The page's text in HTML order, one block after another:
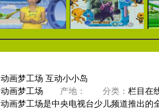
动画梦工场 互动小小岛
动画梦工场 产地： 分类： 栏目在
动画梦工场是中央电视台少儿频道推出的